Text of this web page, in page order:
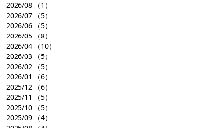
2026/08 （1）
2026/07 （5）
2026/06 （5）
2026/05 （8）
2026/04 （10）
2026/03 （5）
2026/02 （5）
2026/01
（6）
2025/12 （6）
2025/11
（5）
2025/10 （5）
2025/09 （4）